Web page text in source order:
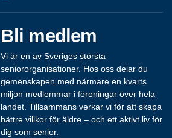
Bli medlem
Vi är en av Sveriges största
seniororganisationer. Hos oss delar du
gemenskapen med närmare en kvarts
miljon medlemmar i föreningar över hela
landet. Tillsammans verkar vi för att skapa
bättre villkor för äldre – och ett aktivt liv för
dig som senior.